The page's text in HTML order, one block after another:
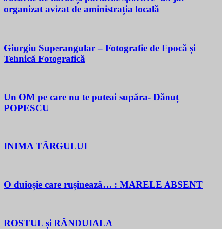
organizat avizat de aministrația locală
Giurgiu Superangular – Fotografie de Epocă și
Tehnică Fotografică
Un OM pe care nu te puteai supăra- Dănuț
POPESCU
INIMA TÂRGULUI
O duioșie care rușinează… : MARELE ABSENT
ROSTUL și RÂNDUIALA